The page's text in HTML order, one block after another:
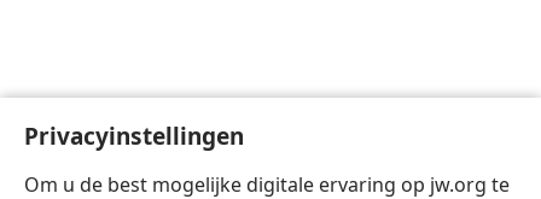
Privacyinstellingen
Om u de best mogelijke digitale ervaring op jw.org te